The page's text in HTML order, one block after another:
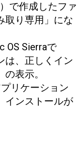
で作成したファ
取り専用」にな
OS Sierraで
は、正しくイン
表示。
リケーション
インストールが